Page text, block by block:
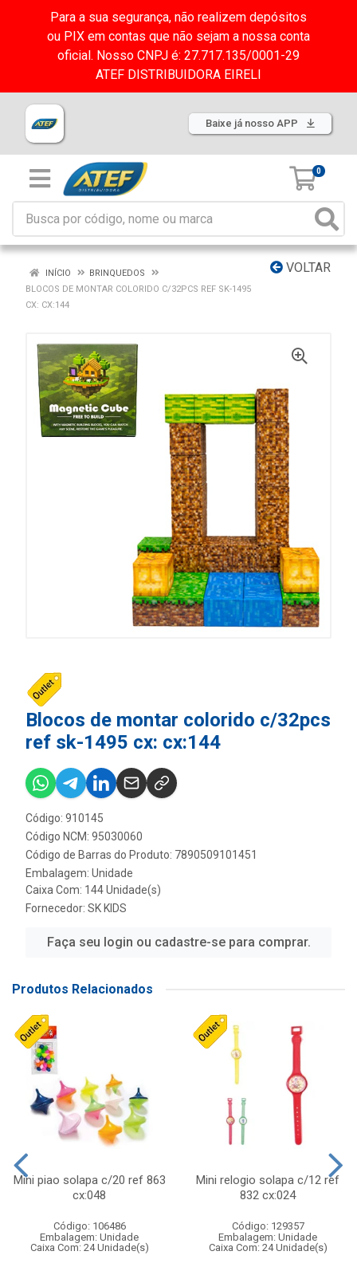
Para a sua segurança, não realizem depósitos
ou PIX em contas que não sejam a nossa conta
oficial. Nosso CNPJ é: 27.717.135/0001-29
ATEF DISTRIBUIDORA EIRELI
Baixe já nosso APP
0
VOLTAR
INÍCIO
BRINQUEDOS
BLOCOS DE MONTAR COLORIDO C/32PCS REF SK-1495
CX: CX:144
Blocos de montar colorido c/32pcs
ref sk-1495 cx: cx:144
Código: 910145
Código NCM: 95030060
Código de Barras do Produto: 7890509101451
Embalagem: Unidade
Caixa Com: 144 Unidade(s)
Fornecedor: SK KIDS
Faça seu login ou cadastre-se para comprar.
Produtos Relacionados
Mini piao solapa c/20 ref 863
cx:048
Código: 106486
Embalagem: Unidade
Caixa Com: 24 Unidade(s)
Mini relogio solapa c/12 ref
832 cx:024
Código: 129357
Embalagem: Unidade
Caixa Com: 24 Unidade(s)